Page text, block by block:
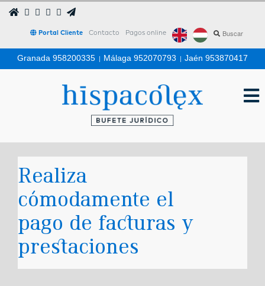
Portal Cliente Contacto Pagos online
Granada 958200335 | Málaga 952070793 | Jaén 953870417
Realiza
cómodamente el
pago de facturas y
prestaciones